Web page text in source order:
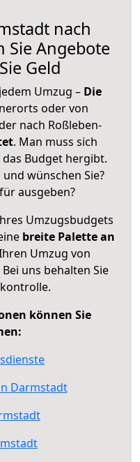
nach
Sie Angebote
Geld
Umzug – Die
oder von
nach Roßleben-
. Man muss sich
Budget hergibt.
wünschen Sie?
ausgeben?
Umzugsbudgets
breite Palette an
Umzug von
uns behalten Sie
können Sie
Darmstadt